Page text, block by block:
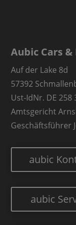
Aubic Cars &
Auf der Lake 8d
57392
Ust-IdNr. DE 258
Amtsgericht
Geschäftsführer
aubic
aubic